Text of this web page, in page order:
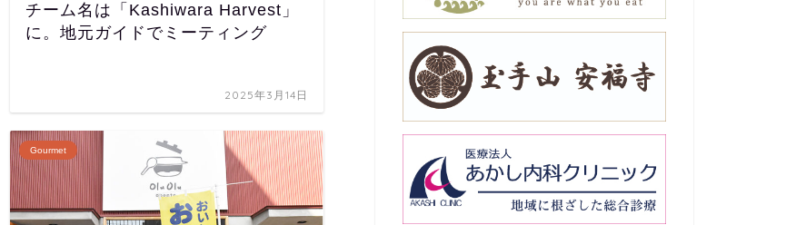
チーム名は「Kashiwara Harvest」
に。地元ガイドでミーティング
2025年3月14日
Gourmet
【八尾】万博など芸術文化の活性化
へ向けて。やおうえるかむコモンズ
推進会議
2025年1月30日